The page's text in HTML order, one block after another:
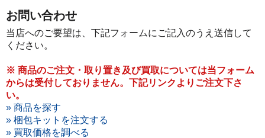
カテゴリから探す
ブランドから探す
中古品を探す
お問い合わせ
当店へのご要望は、下記フォームにご記入のうえ送信して
ください。
※ 商品のご注文・取り置き及び買取については当フォーム
からは受付しておりません。下記リンクよりご注文下さ
い。
» 商品を探す
» 梱包キットを注文する
» 買取価格を調べる